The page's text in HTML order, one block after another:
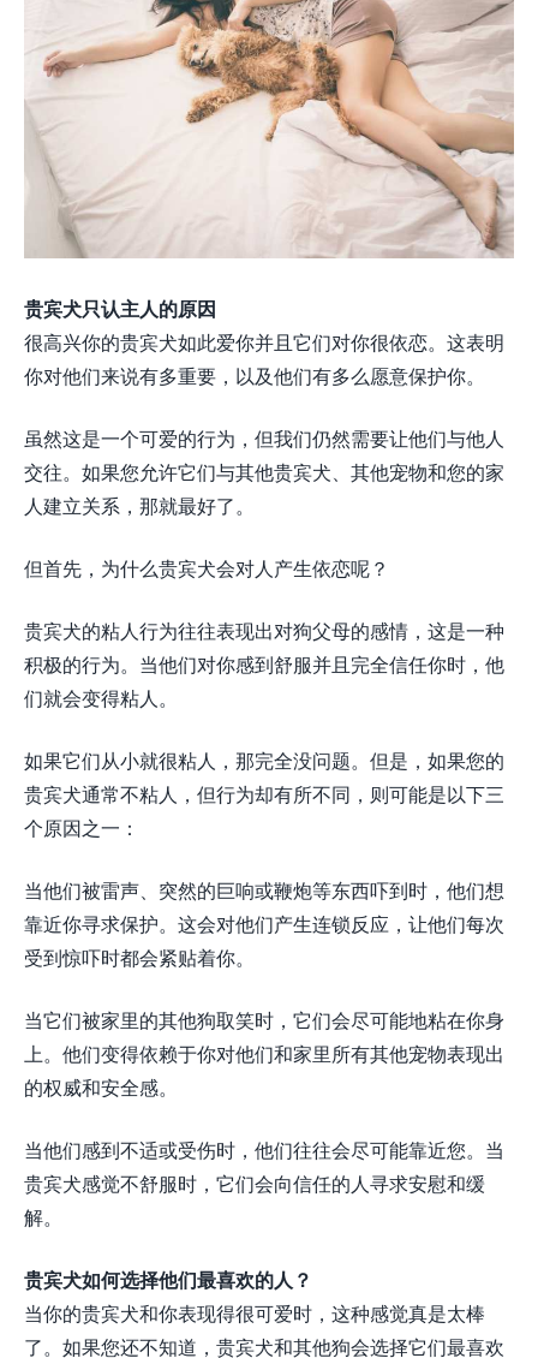
贵宾犬只认主人的原因
很高兴你的贵宾犬如此爱你并且它们对你很依恋。这表明
你对他们来说有多重要，以及他们有多么愿意保护你。
虽然这是一个可爱的行为，但我们仍然需要让他们与他人
交往。如果您允许它们与其他贵宾犬、其他宠物和您的家
人建立关系，那就最好了。
但首先，为什么贵宾犬会对人产生依恋呢？
贵宾犬的粘人行为往往表现出对狗父母的感情，这是一种
积极的行为。当他们对你感到舒服并且完全信任你时，他
们就会变得粘人。
如果它们从小就很粘人，那完全没问题。但是，如果您的
贵宾犬通常不粘人，但行为却有所不同，则可能是以下三
个原因之一：
当他们被雷声、突然的巨响或鞭炮等东西吓到时，他们想
靠近你寻求保护。这会对他们产生连锁反应，让他们每次
受到惊吓时都会紧贴着你。
当它们被家里的其他狗取笑时，它们会尽可能地粘在你身
上。他们变得依赖于你对他们和家里所有其他宠物表现出
的权威和安全感。
当他们感到不适或受伤时，他们往往会尽可能靠近您。当
贵宾犬感觉不舒服时，它们会向信任的人寻求安慰和缓
解。
贵宾犬如何选择他们最喜欢的人？
当你的贵宾犬和你表现得很可爱时，这种感觉真是太棒
了。如果您还不知道，贵宾犬和其他狗会选择它们最喜欢